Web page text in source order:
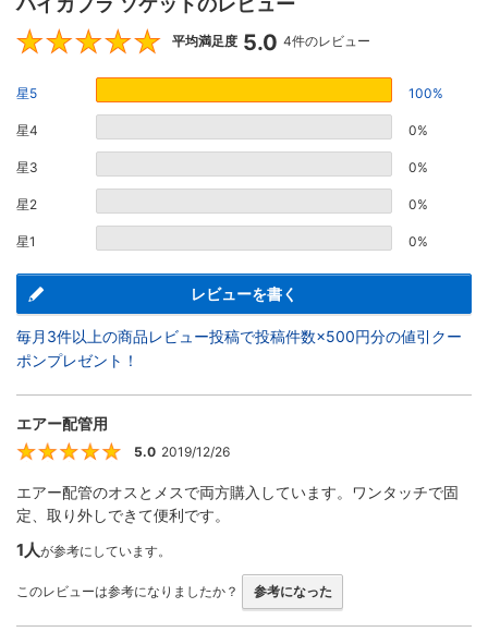
5
平均満足度 5.0 4件のレビュー
星5 100%
星4 0%
星3 0%
星2 0%
星1 0%
レビューを書く
毎月3件以上の商品レビュー投稿で投稿件数×500円分の値引クー
ポンプレゼント！
エアー配管用
5.0 2019/12/26
エアー配管のオスとメスで両方購入しています。ワンタッチで固
定、取り外しできて便利です。
1人が参考にしています。
このレビューは参考になりましたか？ 参考になった